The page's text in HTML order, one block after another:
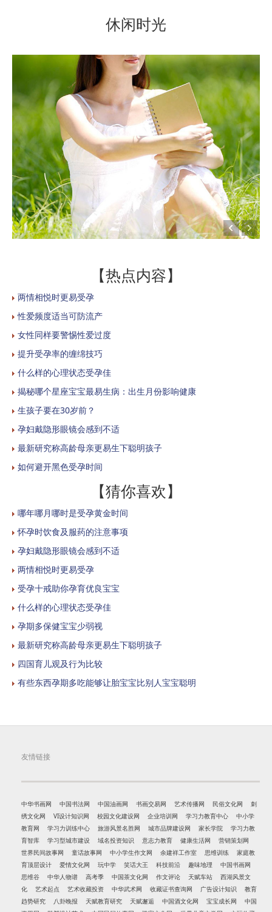
休闲时光
【热点内容】
两情相悦时更易受孕
性爱频度适当可防流产
女性同样要警惕性爱过度
提升受孕率的缠绵技巧
什么样的心理状态受孕佳
揭秘哪个星座宝宝最易生病：出生月份影响健康
生孩子要在30岁前？
孕妇戴隐形眼镜会感到不适
最新研究称高龄母亲更易生下聪明孩子
如何避开黑色受孕时间
【猜你喜欢】
哪年哪月哪时是受孕黄金时间
怀孕时饮食及服药的注意事项
孕妇戴隐形眼镜会感到不适
两情相悦时更易受孕
受孕十戒助你孕育优良宝宝
什么样的心理状态受孕佳
孕期多保健宝宝少弱视
最新研究称高龄母亲更易生下聪明孩子
四国育儿观及行为比较
有些东西孕期多吃能够让胎宝宝比别人宝宝聪明
友情链接
中华书画网 中国书法网 中国油画网 书画交易网 艺术传播网 民俗文化网
刺
绣文化网
VI设计知识网 校园文化建设网 企业培训网 学习力教育中心
中小学
教育网
学习力训练中心 旅游风景名胜网 城市品牌建设网 家长学院
学习力教
育智库
学习型城市建设 域名投资知识 意志力教育 健康生活网
营销策划网
世界民间故事网
童话故事网 中小学生作文网 余建祥工作室 思维训练
家庭教
育顶层设计
爱情文化网 玩中学 笑话大王 科技前沿 趣味地理
中国书画网
思维谷
中华人物谱 高考季 中国茶文化网 作文评论 天赋车站
西湖风景文
化
艺术起点 艺术收藏投资 中华武术网 收藏证书查询网 广告设计知识
教育
趋势研究
八卦晚报 天赋教育研究 天赋邂逅 中国酒文化网 宝宝成长网
中国